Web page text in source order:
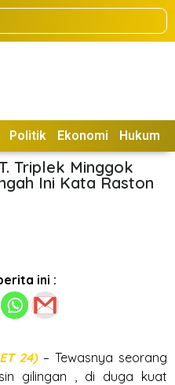
Politik Ekonomi Hukum
Triplek Minggok
Ini Kata Raston
ini :
24)– Tewasnya seorang
gilingan , di duga kuat